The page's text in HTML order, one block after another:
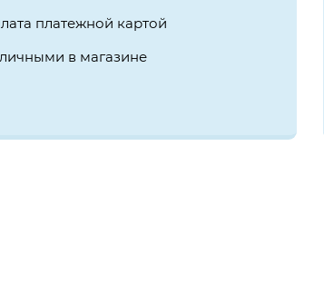
платежной картой
в магазине